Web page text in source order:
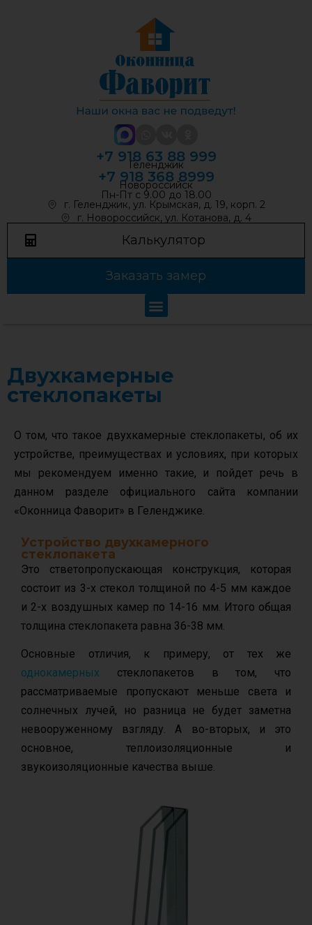
+7 918 63 88 999
Геленджик
+7 918 368 8999
Новороссийск
Пн-Пт с 9.00 до 18.00
г. Геленджик, ул. Крымская, д. 19, корп. 2
г. Новороссийск, ул. Котанова, д. 4
Калькулятор
Заказать замер
Двухкамерные
стеклопакеты
О том, что такое двухкамерные стеклопакеты, об их
устройстве, преимуществах и условиях, при которых
мы рекомендуем именно такие, и пойдет речь в
данном разделе официального сайта компании
«Оконница Фаворит» в Геленджике.
Устройство двухкамерного
стеклопакета
Это стветопропускающая конструкция, которая
состоит из 3-х стекол толщиной по 4-5 мм каждое
и 2-х воздушных камер по 14-16 мм. Итого общая
толщина стеклопакета равна 36-38 мм.
Основные отличия, к примеру, от тех же
однокамерных стеклопакетов в том, что
рассматриваемые пропускают меньше света и
солнечных лучей, но разница не будет заметна
невооруженному взгляду. А во-вторых, и это
основное, теплоизоляционные и
звукоизоляционные качества выше.